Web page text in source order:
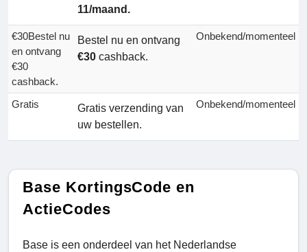
11/maand.
€30Bestel nu
en ontvang
€30
cashback.
Bestel nu en ontvang
€30 cashback.
Onbekend/momenteel
Gratis
Gratis verzending van
uw bestellen.
Onbekend/momenteel
Base KortingsCode en
ActieCodes
Base is een onderdeel van het Nederlandse